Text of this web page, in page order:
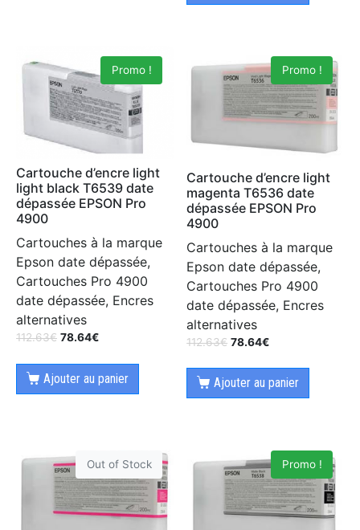
Promo !
Cartouche d’encre light
light black T6539 date
dépassée EPSON Pro
4900
Cartouches à la marque
Epson date dépassée,
Cartouches Pro 4900
date dépassée, Encres
alternatives
112.63€ 78.64€
Ajouter au panier
Promo !
Cartouche d’encre light
magenta T6536 date
dépassée EPSON Pro
4900
Cartouches à la marque
Epson date dépassée,
Cartouches Pro 4900
date dépassée, Encres
alternatives
112.63€ 78.64€
Ajouter au panier
Out of Stock Promo !